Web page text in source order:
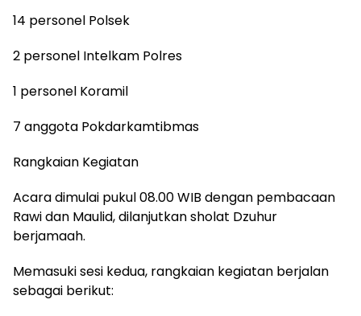
14 personel Polsek
2 personel Intelkam Polres
1 personel Koramil
7 anggota Pokdarkamtibmas
Rangkaian Kegiatan
Acara dimulai pukul 08.00 WIB dengan pembacaan
Rawi dan Maulid, dilanjutkan sholat Dzuhur
berjamaah.
Memasuki sesi kedua, rangkaian kegiatan berjalan
sebagai berikut: